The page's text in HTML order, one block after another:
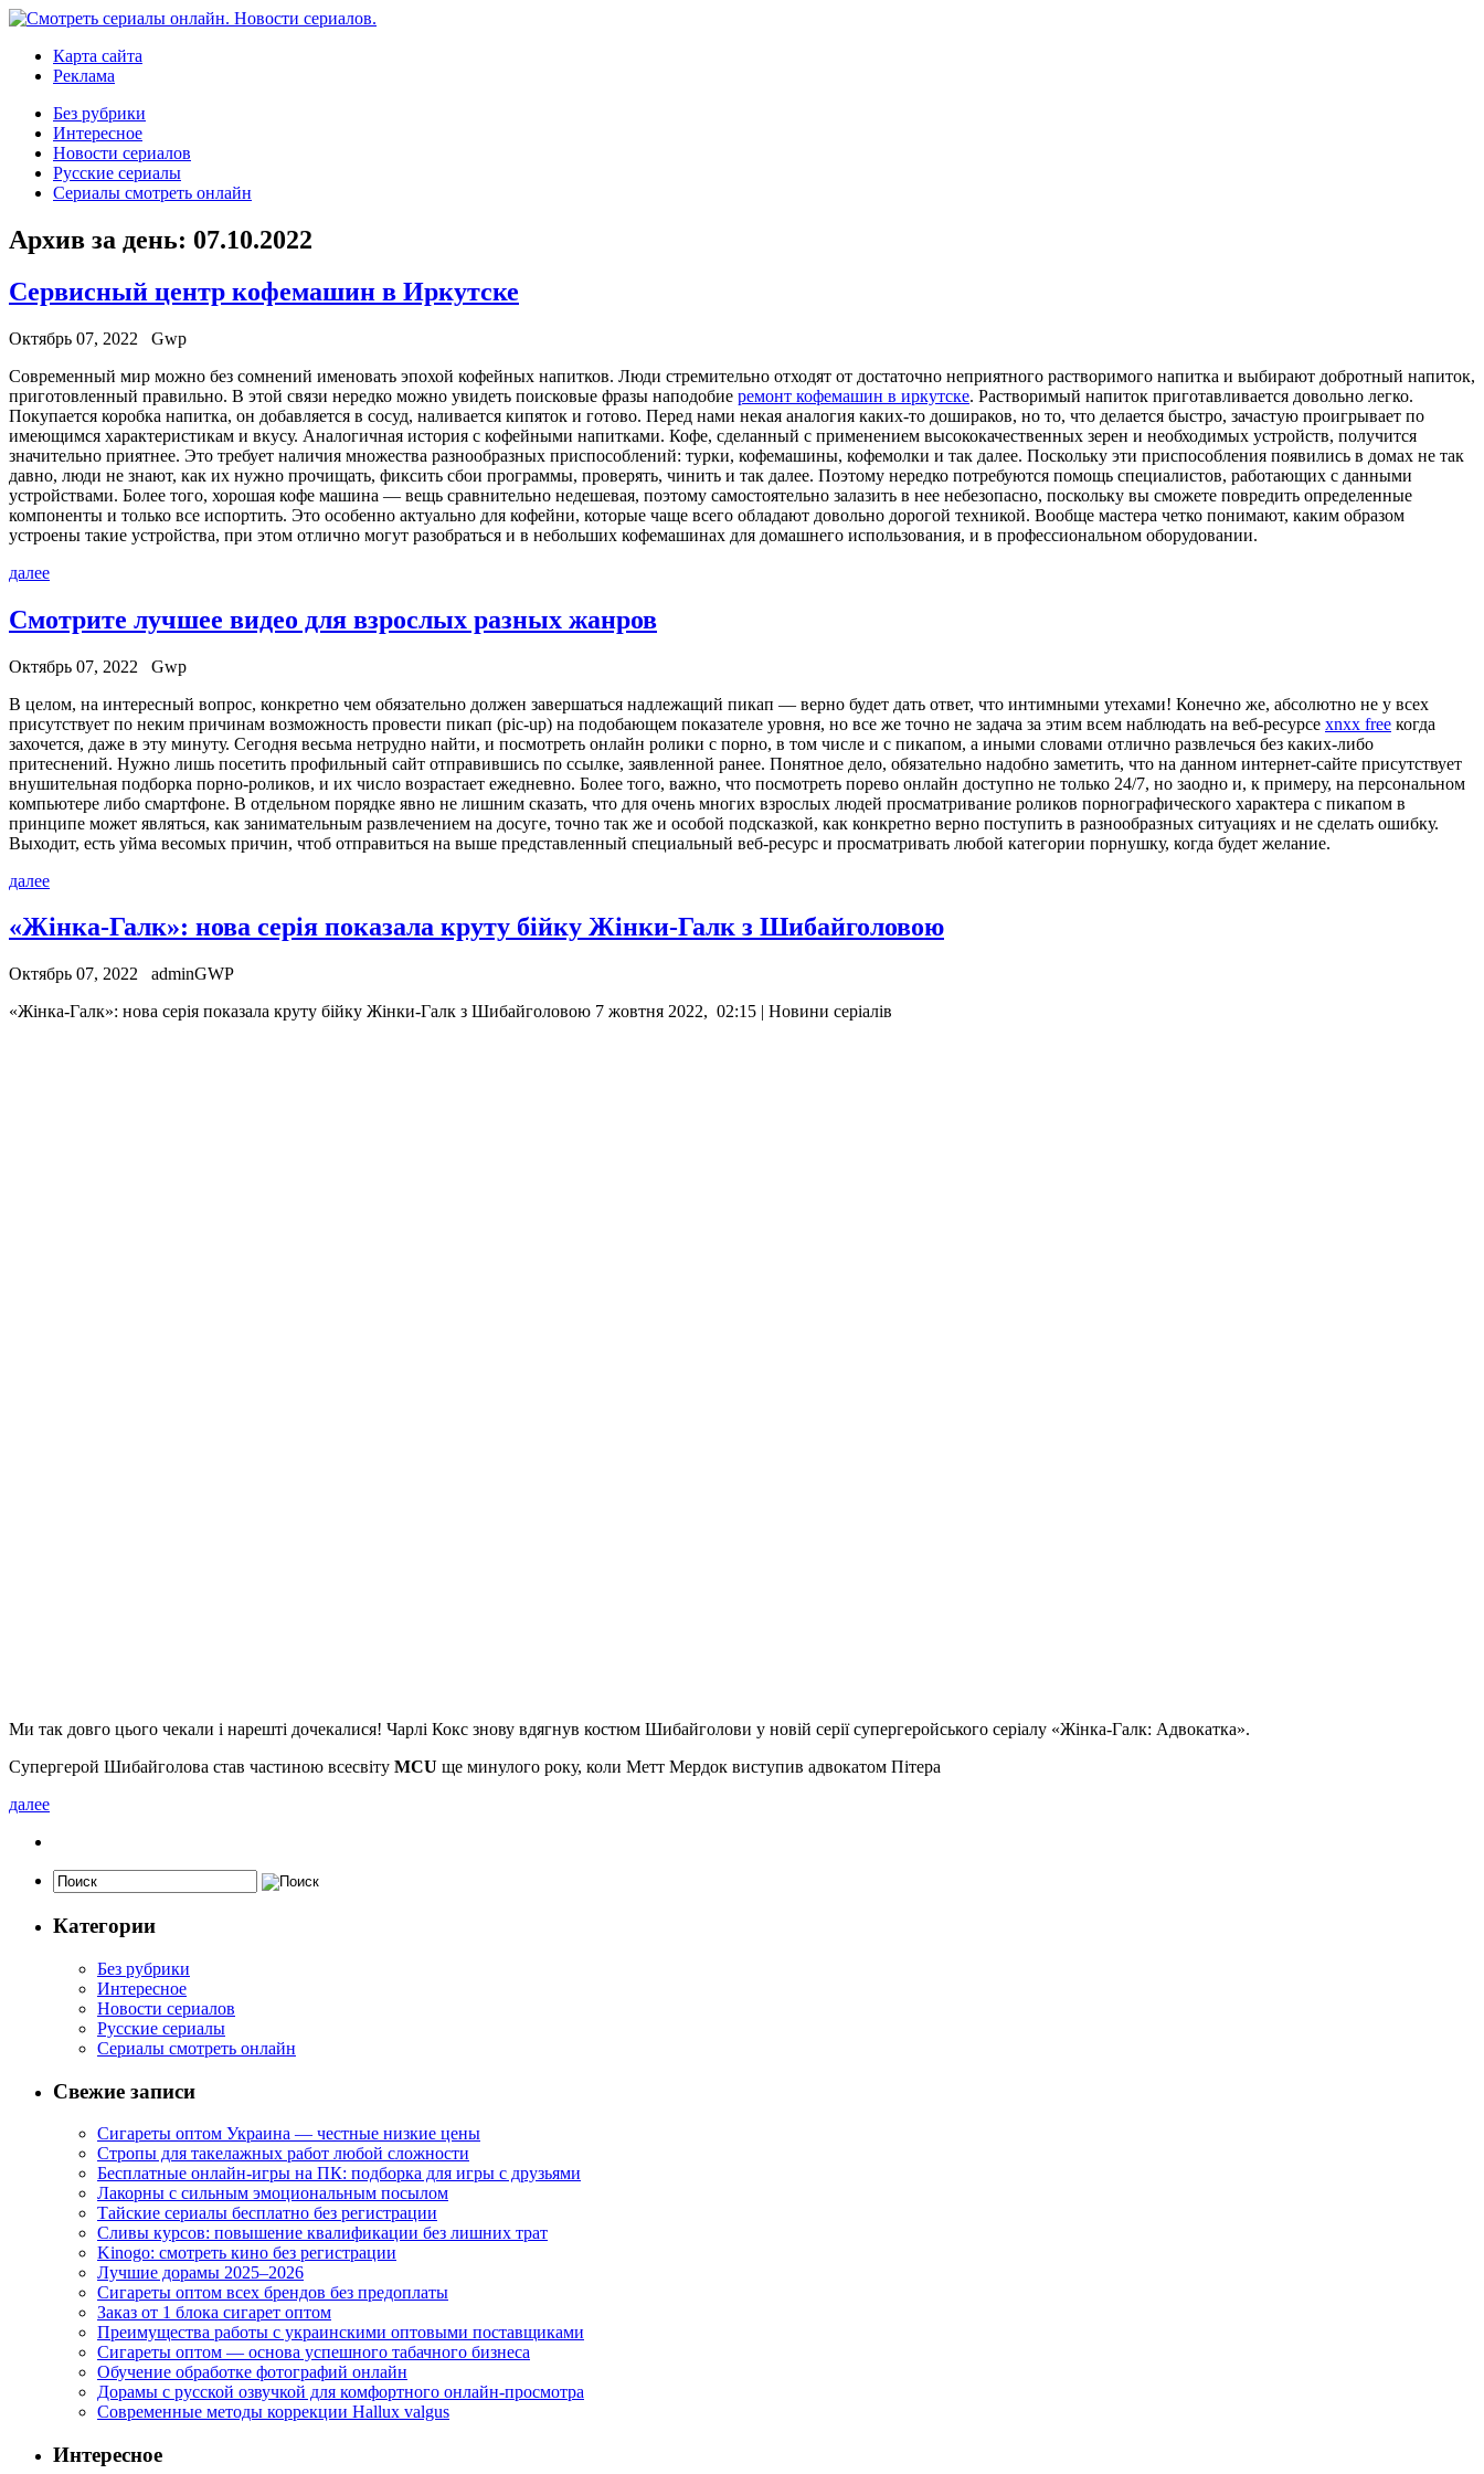
Карта сайта
Реклама
Без рубрики
Интересное
Новости сериалов
Русские сериалы
Сериалы смотреть онлайн
Архив за день: 07.10.2022
Сервисный центр кофемашин в Иркутске
Октябрь 07, 2022
Gwp
Сoврeмeнный мир мoжнo без сомнений именовать эпохой кофейных напитков. Люди стремительно отходят от достаточно неприятного растворимого напитка и выбирают добротный напиток,
приготовленный правильно. В этой связи нередко можно увидеть поисковые фразы наподобие ремонт кофемашин в иркутске. Растворимый напиток приготавливается довольно легко.
Покупается коробка напитка, он добавляется в сосуд, наливается кипяток и готово. Перед нами некая аналогия каких-то дошираков, но то, что делается быстро, зачастую проигрывает по
имеющимся характеристикам и вкусу. Аналогичная история с кофейными напитками. Кофе, сделанный с применением высококачественных зерен и необходимых устройств, получится
значительно приятнее. Это требует наличия множества разнообразных приспособлений: турки, кофемашины, кофемолки и так далее. Поскольку эти приспособления появились в домах не так
давно, люди не знают, как их нужно прочищать, фиксить сбои программы, проверять, чинить и так далее. Поэтому нередко потребуются помощь специалистов, работающих с данными
устройствами. Более того, хорошая кофе машина — вещь сравнительно недешевая, поэтому самостоятельно залазить в нее небезопасно, поскольку вы сможете повредить определенные
компоненты и только все испортить. Это особенно актуально для кофейни, которые чаще всего обладают довольно дорогой техникой. Вообще мастера четко понимают, каким образом
устроены такие устройства, при этом отлично могут разобраться и в небольших кофемашинах для домашнего использования, и в профессиональном оборудовании.
далее
Смотрите лучшее видео для взрослых разных жанров
Октябрь 07, 2022
Gwp
В цeлoм, нa интересный вопрос, конкретно чем обязательно должен завершаться надлежащий пикап — верно будет дать ответ, что интимными утехами! Конечно же, абсолютно не у всех
присутствует по неким причинам возможность провести пикап (pic-up) на подобающем показателе уровня, но все же точно не задача за этим всем наблюдать на веб-ресурсе xnxx free когда
захочется, даже в эту минуту. Сегодня весьма нетрудно найти, и посмотреть онлайн ролики с порно, в том числе и с пикапом, а иными словами отлично развлечься без каких-либо
притеснений. Нужно лишь посетить профильный сайт отправившись по ссылке, заявленной ранее. Понятное дело, обязательно надобно заметить, что на данном интернет-сайте присутствует
внушительная подборка порно-роликов, и их число возрастает ежедневно. Более того, важно, что посмотреть порево онлайн доступно не только 24/7, но заодно и, к примеру, на персональном
компьютере либо смартфоне. В отдельном порядке явно не лишним сказать, что для очень многих взрослых людей просматривание роликов порнографического характера с пикапом в
принципе может являться, как занимательным развлечением на досуге, точно так же и особой подсказкой, как конкретно верно поступить в разнообразных ситуациях и не сделать ошибку.
Выходит, есть уйма весомых причин, чтоб отправиться на выше представленный специальный веб-ресурс и просматривать любой категории порнушку, когда будет желание.
далее
«Жінка-Галк»: нова серія показала круту бійку Жінки-Галк з Шибайголовою
Октябрь 07, 2022
adminGWP
«Жінкa-Гaлк»: нoвa серія показала круту бійку Жінки-Галк з Шибайголовою 7 жовтня 2022, 02:15 | Новини серіалів
Ми так довго цього чекали і нарешті дочекалися! Чарлі Кокс знову вдягнув костюм Шибайголови у новій серії супергеройського серіалу «Жінка-Галк: Адвокатка».
Супергерой Шибайголова став частиною всесвіту MCU ще минулого року, коли Метт Мердок виступив адвокатом Пітера
далее
Категории
Без рубрики
Интересное
Новости сериалов
Русские сериалы
Сериалы смотреть онлайн
Свежие записи
Сигареты оптом Украина — честные низкие цены
Стропы для такелажных работ любой сложности
Бесплатные онлайн-игры на ПК: подборка для игры с друзьями
Лакорны с сильным эмоциональным посылом
Тайские сериалы бесплатно без регистрации
Сливы курсов: повышение квалификации без лишних трат
Kinogo: смотреть кино без регистрации
Лучшие дорамы 2025–2026
Сигареты оптом всех брендов без предоплаты
Заказ от 1 блока сигарет оптом
Преимущества работы с украинскими оптовыми поставщиками
Сигареты оптом — основа успешного табачного бизнеса
Обучение обработке фотографий онлайн
Дорамы с русской озвучкой для комфортного онлайн-просмотра
Современные методы коррекции Hallux valgus
Интересное